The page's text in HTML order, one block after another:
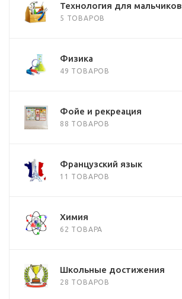
Технология для мальчиков
5 ТОВАРОВ
Физика
49 ТОВАРОВ
Фойе и рекреация
88 ТОВАРОВ
Французский язык
11 ТОВАРОВ
Химия
62 ТОВАРА
Школьные достижения
28 ТОВАРОВ